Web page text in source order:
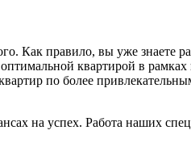
Как правило, вы уже знаете
квартирой в
по более
на успех. Работа наших